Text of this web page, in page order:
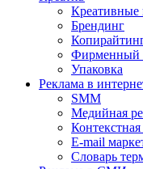
Креативные
Брендинг
Фирменный
Упаковка
Реклама в
SMM
Медийная
E-mail
Словарь